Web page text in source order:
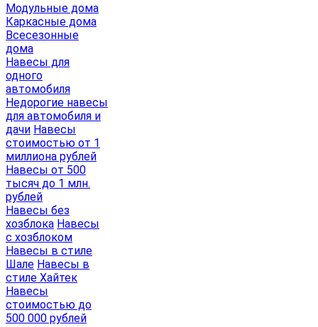
Модульные дома
Каркасные дома
Всесезонные
дома
Навесы для
одного
автомобиля
Недорогие навесы
для автомобиля и
дачи Навесы
стоимостью от 1
миллиона рублей
Навесы от 500
тысяч до 1 млн.
рублей
Навесы без
хозблока Навесы
с хозблоком
Навесы в стиле
Шале Навесы в
стиле Хайтек
Навесы
стоимостью до
500 000 рублей